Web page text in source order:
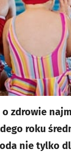
zdrowie
roku
nie tylko